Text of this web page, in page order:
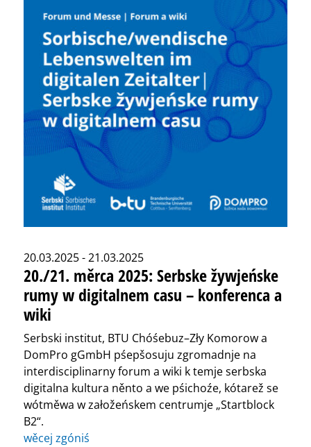
20.03.2025 - 21.03.2025
20./21. měrca 2025: Serbske žywjeńske
rumy w digitalnem casu – konferenca a
wiki
Serbski institut, BTU Chóśebuz–Zły Komorow a
DomPro gGmbH pśepšosuju zgromadnje na
interdisciplinarny forum a wiki k temje serbska
digitalna kultura něnto a we pśichoźe, kótarež se
wótměwa w załožeńskem centrumje „Startblock
B2“.
wěcej zgóniś